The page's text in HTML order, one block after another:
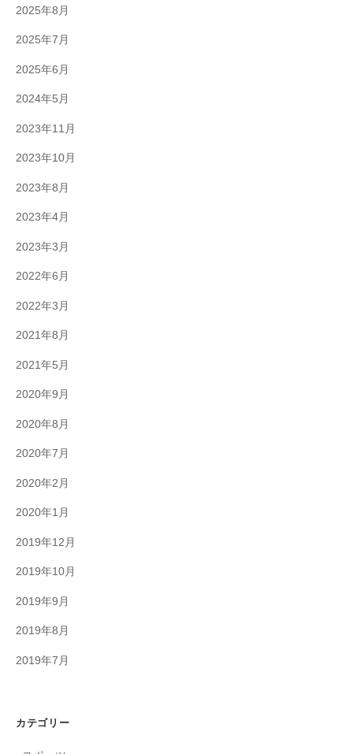
2025年8月
2025年7月
2025年6月
2024年5月
2023年11月
2023年10月
2023年8月
2023年4月
2023年3月
2022年6月
2022年3月
2021年8月
2021年5月
2020年9月
2020年8月
2020年7月
2020年2月
2020年1月
2019年12月
2019年10月
2019年9月
2019年8月
2019年7月
カテゴリー